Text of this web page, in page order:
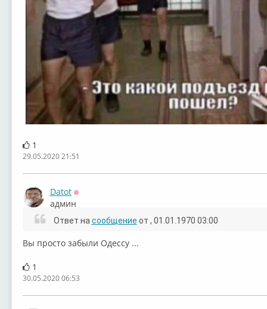
1
29.05.2020 21:51
Datot
Оффлайн
админ
Ответ на сообщение от , 01.01.1970 03:00
Вы просто забыли Одессу ...
1
30.05.2020 06:53